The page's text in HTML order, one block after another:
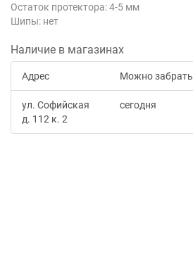
Остаток протектора: 4-5 мм
Шипы: нет
Наличие в магазинах
Адрес Можно забрать
ул. Софийская
д. 112 к. 2
сегодня